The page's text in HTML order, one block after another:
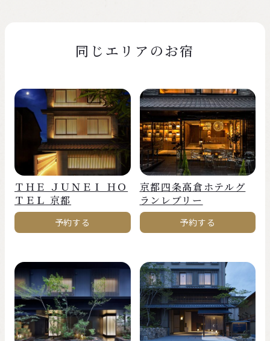
同じエリアのお宿
ＴＨＥ ＪＵＮＥＩ ＨＯ
ＴＥＬ 京都
予約する
京都四条高倉ホテルグ
ランレブリー
予約する